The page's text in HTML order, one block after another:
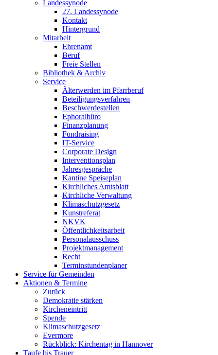
Landessynode
27. Landessynode
Kontakt
Hintergrund
Mitarbeit
Ehrenamt
Beruf
Freie Stellen
Bibliothek & Archiv
Service
Älterwerden im Pfarrberuf
Beteiligungsverfahren
Beschwerdestellen
Ephoralbüro
Finanzplanung
Fundraising
IT-Service
Corporate Design
Interventionsplan
Jahresgespräche
Kantine Speiseplan
Kirchliches Amtsblatt
Kirchliche Verwaltung
Klimaschutzgesetz
Kunstreferat
NKVK
Öffentlichkeitsarbeit
Personalausschuss
Projektmanagement
Recht
Terminstundenplaner
Service für Gemeinden
Aktionen & Termine
Zurück
Demokratie stärken
Kircheneintritt
Spende
Klimaschutzgesetz
Evermore
Rückblick: Kirchentag in Hannover
Taufe bis Trauer